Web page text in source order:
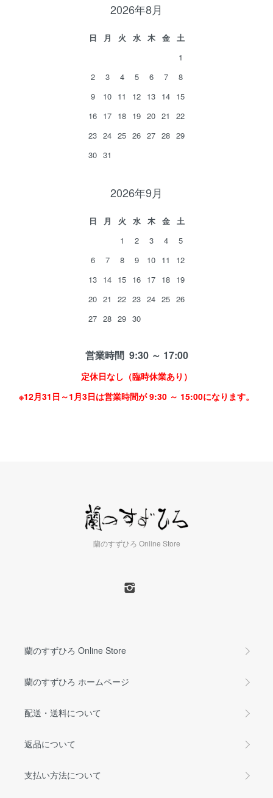
2026年8月
日 月 火 水 木 金
土
1
2
3 4 5 6 7
8
9
10 11 12 13 14 15
16 17 18 19 20 21
22
23 24 25 26 27 28 29
30 31
2026年9月
日 月 火 水 木 金
土
1
2 3 4
5
6
7 8 9 10 11
12
13 14 15 16 17 18 19
20 21 22 23 24 25 26
27 28 29 30
営業時間 9:30 ～ 17:00
定休日なし（臨時休業あり）
※12月31日～1月3日は営業時間が 9:30 ～ 15:00になります。
蘭のすずひろ Online Store
蘭のすずひろ Online Store
蘭のすずひろ ホームページ
配送・送料について
返品について
支払い方法について